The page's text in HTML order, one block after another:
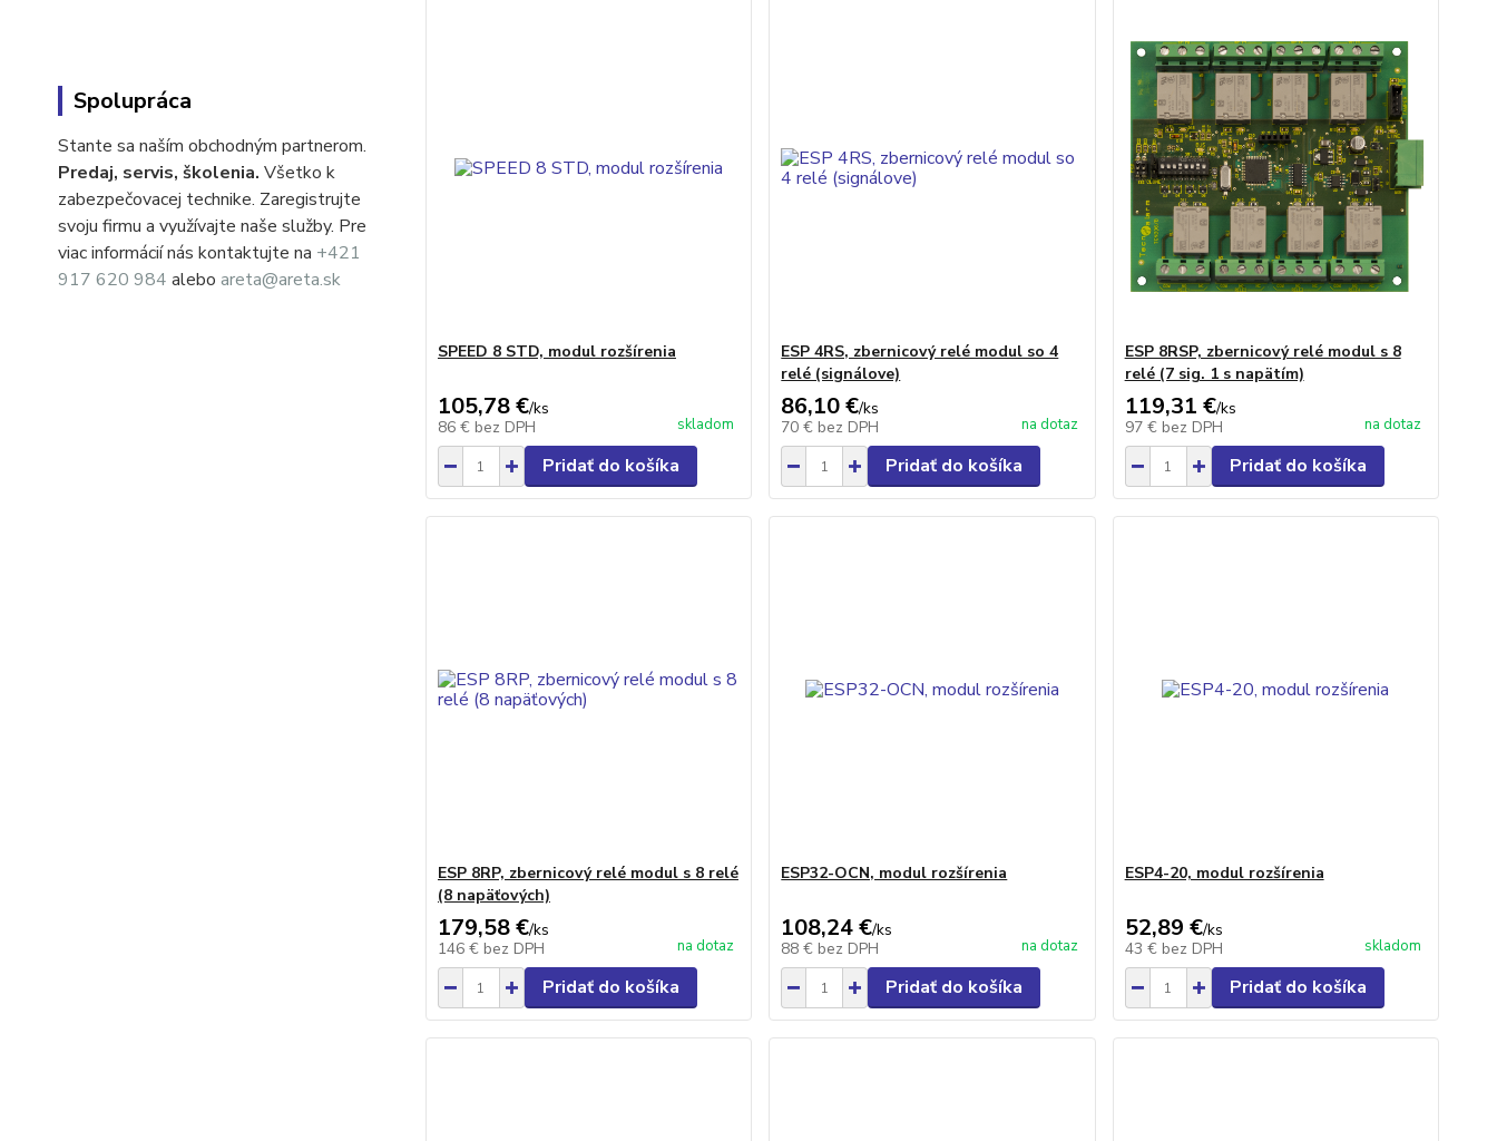
Spolupráca
Stante sa naším obchodným partnerom.
Predaj, servis, školenia. Všetko k
zabezpečovacej technike. Zaregistrujte
svoju firmu a využívajte naše služby. Pre
viac informácií nás kontaktujte na +421
917 620 984 alebo areta@areta.sk
SPEED 8 STD, modul rozšírenia
105,78 €/ks
86 € bez DPH skladom
Pridať do košíka
ESP 4RS, zbernicový relé modul so 4
relé (signálove)
86,10 €/ks
70 € bez DPH na dotaz
Pridať do košíka
ESP 8RSP, zbernicový relé modul s 8
relé (7 sig. 1 s napätím)
119,31 €/ks
97 € bez DPH na dotaz
Pridať do košíka
ESP 8RP, zbernicový relé modul s 8 relé
(8 napäťových)
179,58 €/ks
146 € bez DPH na dotaz
Pridať do košíka
ESP32-OCN, modul rozšírenia
108,24 €/ks
88 € bez DPH na dotaz
Pridať do košíka
ESP4-20, modul rozšírenia
52,89 €/ks
43 € bez DPH skladom
Pridať do košíka